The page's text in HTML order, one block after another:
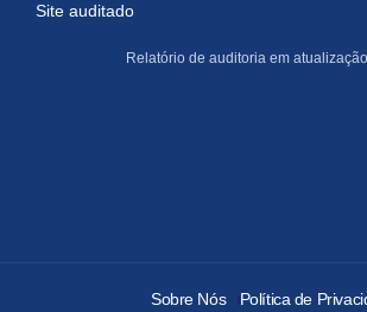
Site auditado
Relatório de auditoria em atualização
Sobre Nós Política de